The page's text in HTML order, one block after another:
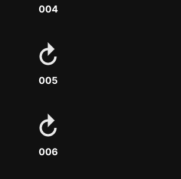
004
005
006